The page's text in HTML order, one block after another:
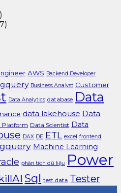
AWS Backend Developer
Business Analyst Customer
Data Analytics database Data
data lakehouse Data
Platform Data Scientist Data
DAX DE ETL excel frontend
Machine Learning
phân tích dữ liệu
Power
Sql test data Tester